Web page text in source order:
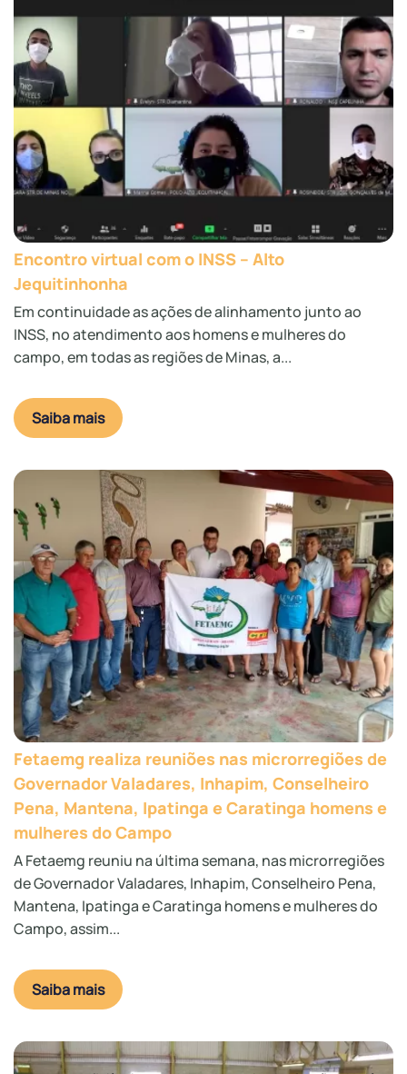
Encontro virtual com o INSS – Alto
Jequitinhonha
Em continuidade as ações de alinhamento junto ao
INSS, no atendimento aos homens e mulheres do
campo, em todas as regiões de Minas, a...
Saiba mais
Fetaemg realiza reuniões nas microrregiões de
Governador Valadares, Inhapim, Conselheiro
Pena, Mantena, Ipatinga e Caratinga homens e
mulheres do Campo
A Fetaemg reuniu na última semana, nas microrregiões
de Governador Valadares, Inhapim, Conselheiro Pena,
Mantena, Ipatinga e Caratinga homens e mulheres do
Campo, assim...
Saiba mais